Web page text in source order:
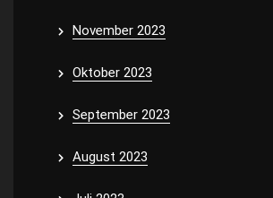
November 2023
Oktober 2023
September 2023
August 2023